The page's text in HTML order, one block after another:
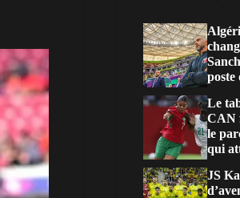
poste
Le
CAN
le
qui
JS